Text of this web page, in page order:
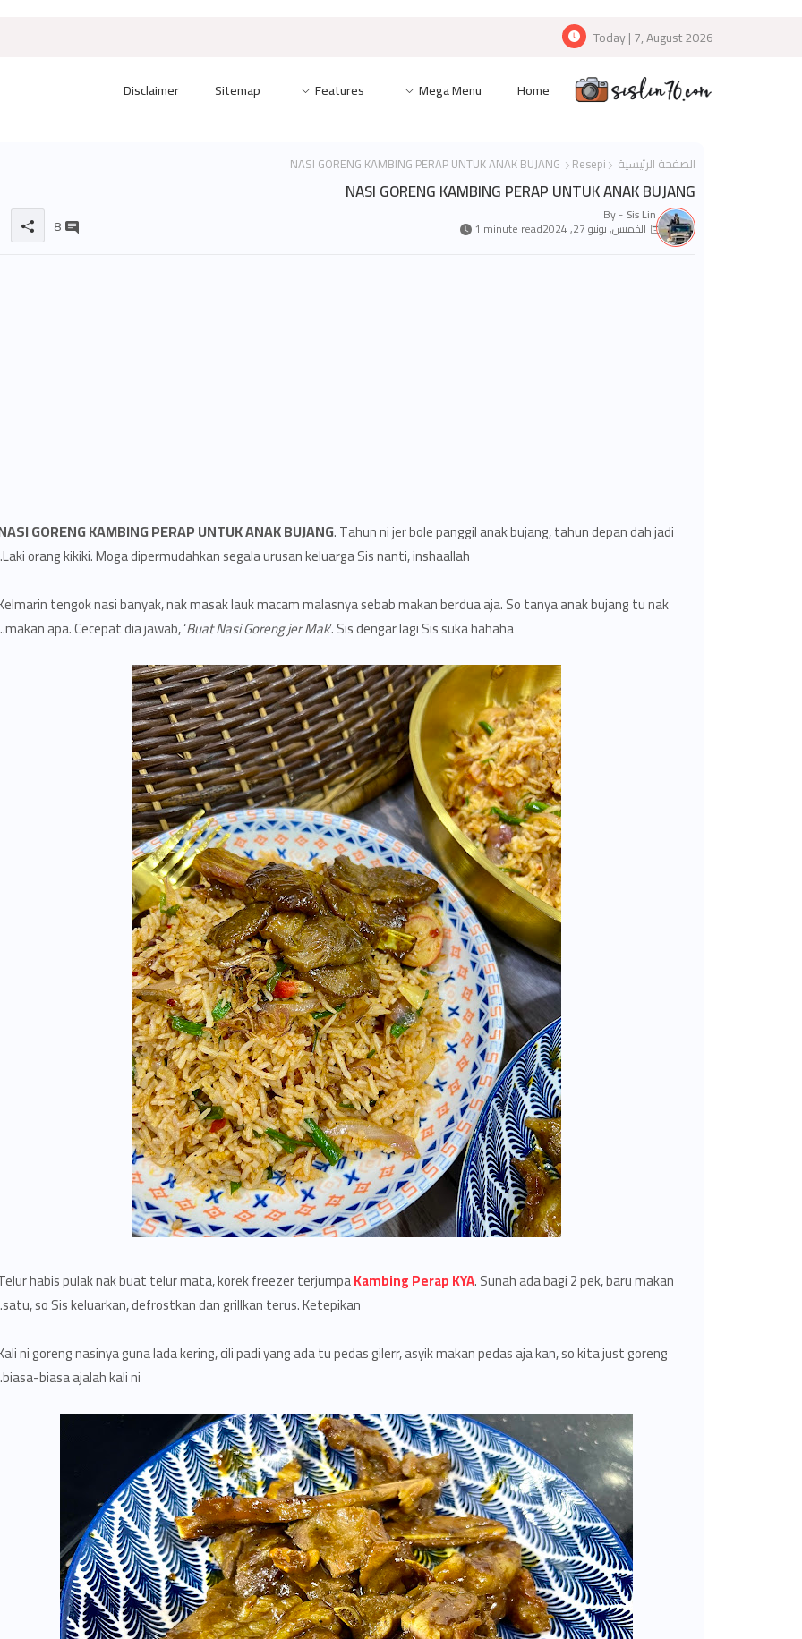
Today | 7, August 2026
Home
Mega Menu
Features
Sitemap
Disclaimer
الصفحة الرئيسية Resepi
NASI GORENG KAMBING PERAP UNTUK ANAK BUJANG
By - Sis Lin
الخميس, يونيو 27, 2024 1 minute read
8
GORENG KAMBING PERAP UNTUK ANAK BUJANG. Tahun ni jer bole panggil anak bujang, tahun depan dah jadi
Laki orang kikiki. Moga dipermudahkan segala urusan keluarga Sis nanti, inshaallah.
tengok nasi banyak, nak masak lauk macam malasnya sebab makan berdua aja. So tanya anak bujang tu nak
makan apa. Cecepat dia jawab, ‘Buat Nasi Goreng jer Mak’. Sis dengar lagi Sis suka hahaha..
habis pulak nak buat telur mata, korek freezer terjumpaKambing Perap KYA. Sunah ada bagi 2 pek, baru makan
satu, so Sis keluarkan, defrostkan dan grillkan terus. Ketepikan.
ni goreng nasinya guna lada kering, cili padi yang ada tu pedas gilerr, asyik makan pedas aja kan, so kita just goreng
biasa-biasa ajalah kali ni.